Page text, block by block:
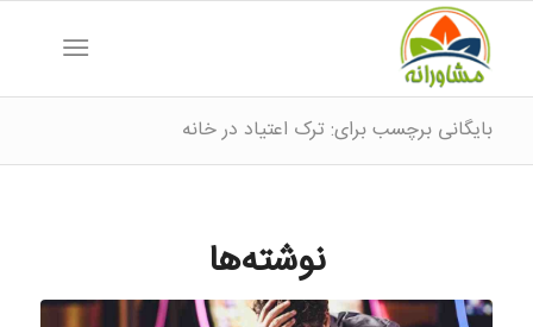
بایگانی برچسب برای: ترک اعتیاد در خانه
نوشته‌ها